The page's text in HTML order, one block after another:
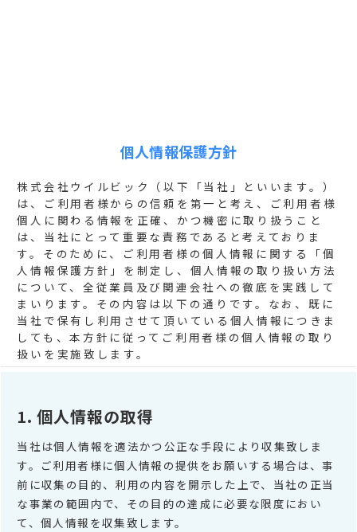
個人情報保護方針
株式会社ウイルビック（以下「当社」といいます。）
は、ご利用者様からの信頼を第一と考え、ご利用者様
個人に関わる情報を正確、かつ機密に取り扱うこと
は、当社にとって重要な責務であると考えておりま
す。そのために、ご利用者様の個人情報に関する「個
人情報保護方針」を制定し、個人情報の取り扱い方法
について、全従業員及び関連会社への徹底を実践して
まいります。その内容は以下の通りです。なお、既に
当社で保有し利用させて頂いている個人情報につきま
しても、本方針に従ってご利用者様の個人情報の取り
扱いを実施致します。
1. 個人情報の取得
当社は個人情報を適法かつ公正な手段により収集致しま
す。ご利用者様に個人情報の提供をお願いする場合は、事
前に収集の目的、利用の内容を開示した上で、当社の正当
な事業の範囲内で、その目的の達成に必要な限度におい
て、個人情報を収集致します。